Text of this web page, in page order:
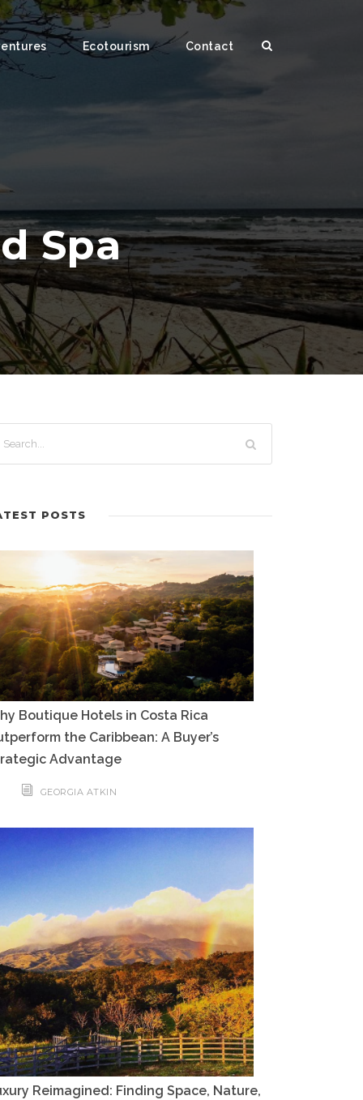
Ecotourism Contact
Spa
POSTS
Boutique Hotels in Costa Rica
the Caribbean: A Buyer’s
Advantage
GEORGIA ATKIN
Reimagined: Finding Space, Nature,